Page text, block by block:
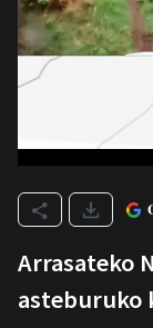
Arrasateko
asteburuko